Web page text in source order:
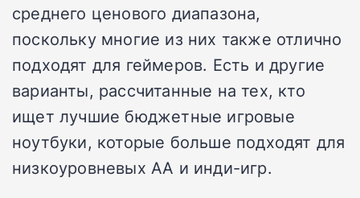
среднего ценового диапазона,
поскольку многие из них также отлично
подходят для геймеров. Есть и другие
варианты, рассчитанные на тех, кто
ищет лучшие бюджетные игровые
ноутбуки, которые больше подходят для
низкоуровневых AA и инди-игр.